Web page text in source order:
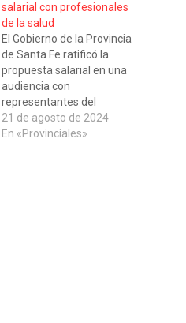
salarial con profesionales
de la salud
El Gobierno de la Provincia
de Santa Fe ratificó la
propuesta salarial en una
audiencia con
representantes del
personal de Salud. La
actividad se llevó a cabo
21 de agosto de 2024
En «Provinciales»